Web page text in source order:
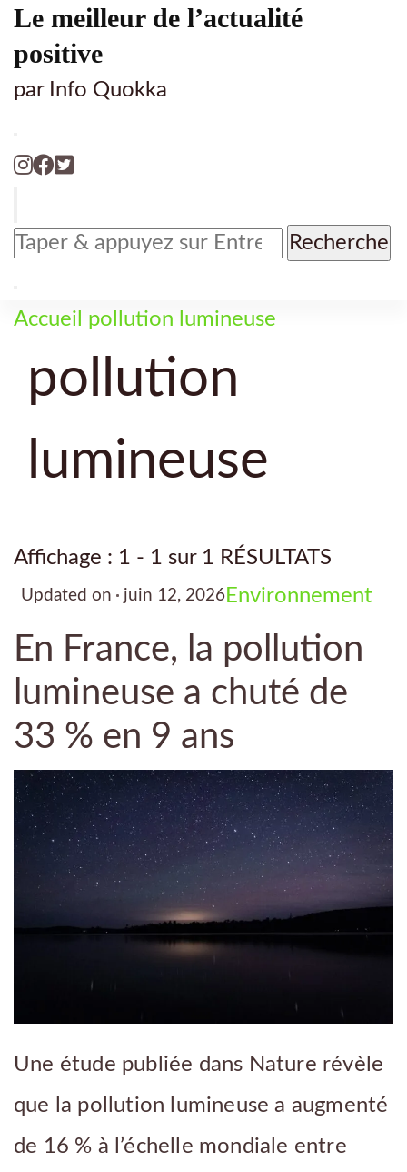
Le meilleur de l’actualité
positive
par Info Quokka
Vous
recherchiez
?
Accueil pollution lumineuse
pollution
lumineuse
Affichage : 1 - 1 sur 1 RÉSULTATS
Updated on juin 12, 2026 Environnement
En France, la pollution
lumineuse a chuté de
33 % en 9 ans
Une étude publiée dans Nature révèle
que la pollution lumineuse a augmenté
de 16 % à l’échelle mondiale entre